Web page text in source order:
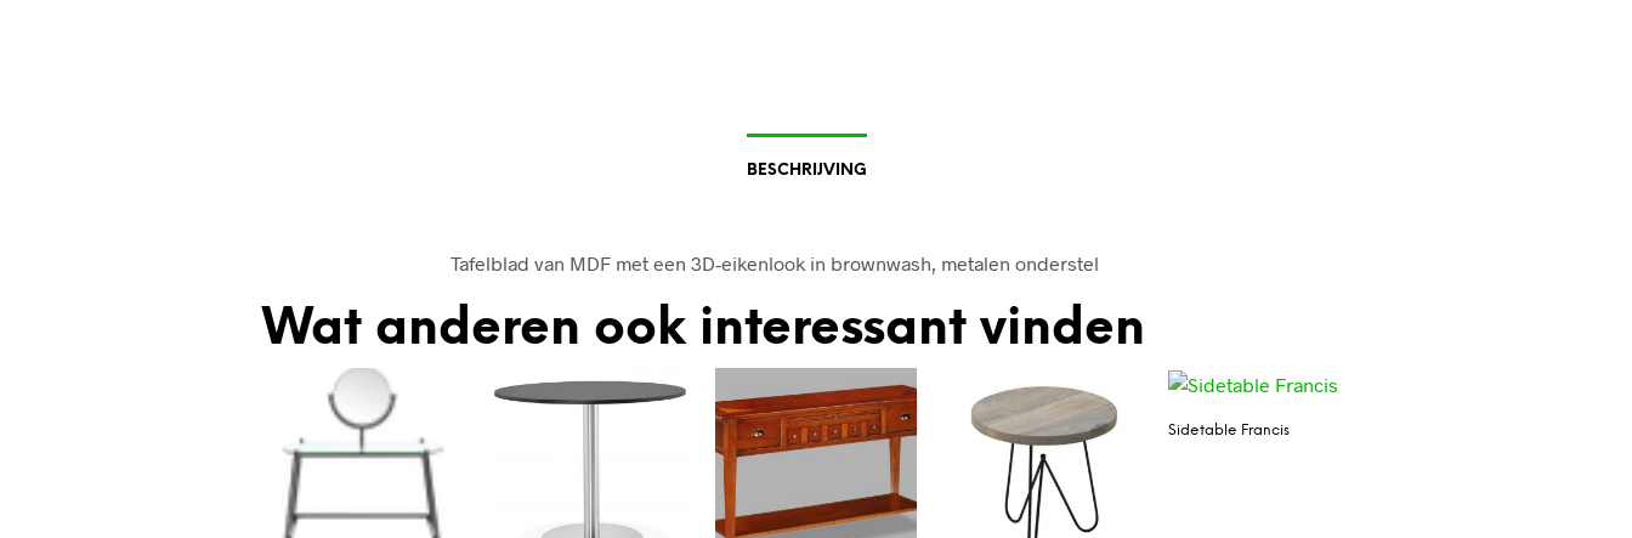
BESCHRIJVING
Tafelblad van MDF met een 3D-eikenlook in brownwash, metalen onderstel
Wat anderen ook interessant vinden
Sidetable Francis